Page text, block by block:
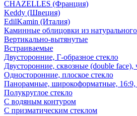
CHAZELLES (Франция)
Keddy (Швеция)
EdilKamin (Италия)
Каминные облицовки из
Вертикально-вытянутые
Встраиваемые
Двусторонние, Г-образное стекло
Двусторонние, сквозные (double face),
Односторонние, плоское стекло
Панорамные, широкоформатные, 16:9,
Полукруглое стекло
С водяным контуром
С призматическим стеклом